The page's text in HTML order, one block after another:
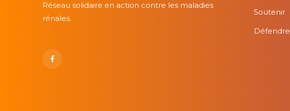
Réseau solidaire en action contre les maladies
rénales.
Soutenir
Défendre